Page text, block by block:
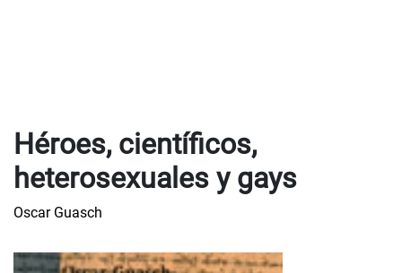
Héroes, científicos,
heterosexuales y gays
Oscar Guasch